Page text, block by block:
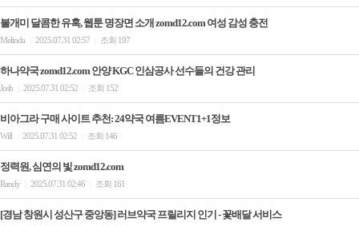
불개미 달콤한 유혹, 웹툰 명장면 소개 zomd12.com 여성 감성 충전
Melinda 2025.07.31 02:57 조회 197
하나약국 zomd12.com 안양 KGC 인삼공사 선수들의 건강 관리
Josh 2025.07.31 02:52 조회 152
비아그라 구매 사이트 추천: 24약국 여름EVENT1+1정보
Will 2025.07.31 02:52 조회 146
정력원, 심연의 빛 zomd12.com
Randy 2025.07.31 02:46 조회 161
[경남 창원시 성산구 중앙동] 러브약국 프릴리지 인기 - 꽃배달 서비스